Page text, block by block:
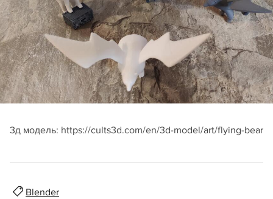
3д модель: https://cults3d.com/en/3d-model/art/flying-bear
Blender